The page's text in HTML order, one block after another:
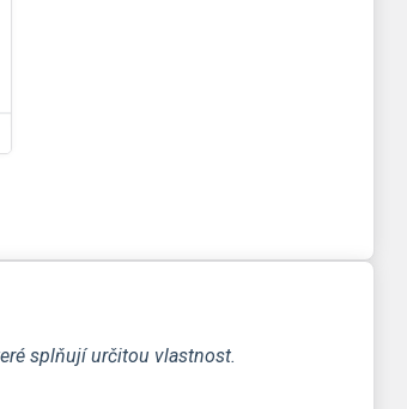
splňují určitou vlastnost.